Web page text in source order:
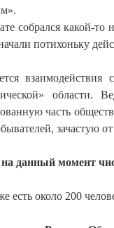
собрался какой-
потихоньку
области.
часть
зачастую
данный момент
есть около 200